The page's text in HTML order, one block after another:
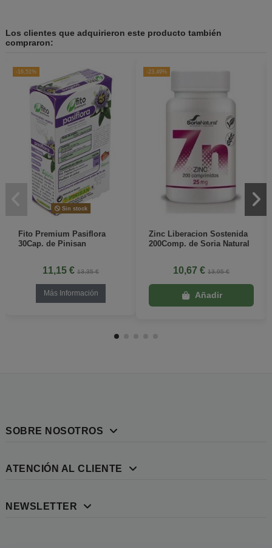
Los clientes que adquirieron este producto también
compraron:
-16,51%
Sin stock
Fito Premium Pasiflora
30Cap. de Pinisan
11,15 € 13,35 €
Más Información
-23,49%
Zinc Liberacion Sostenida
200Comp. de Soria Natural
10,67 € 13,95 €
SOBRE NOSOTROS
ATENCIÓN AL CLIENTE
NEWSLETTER